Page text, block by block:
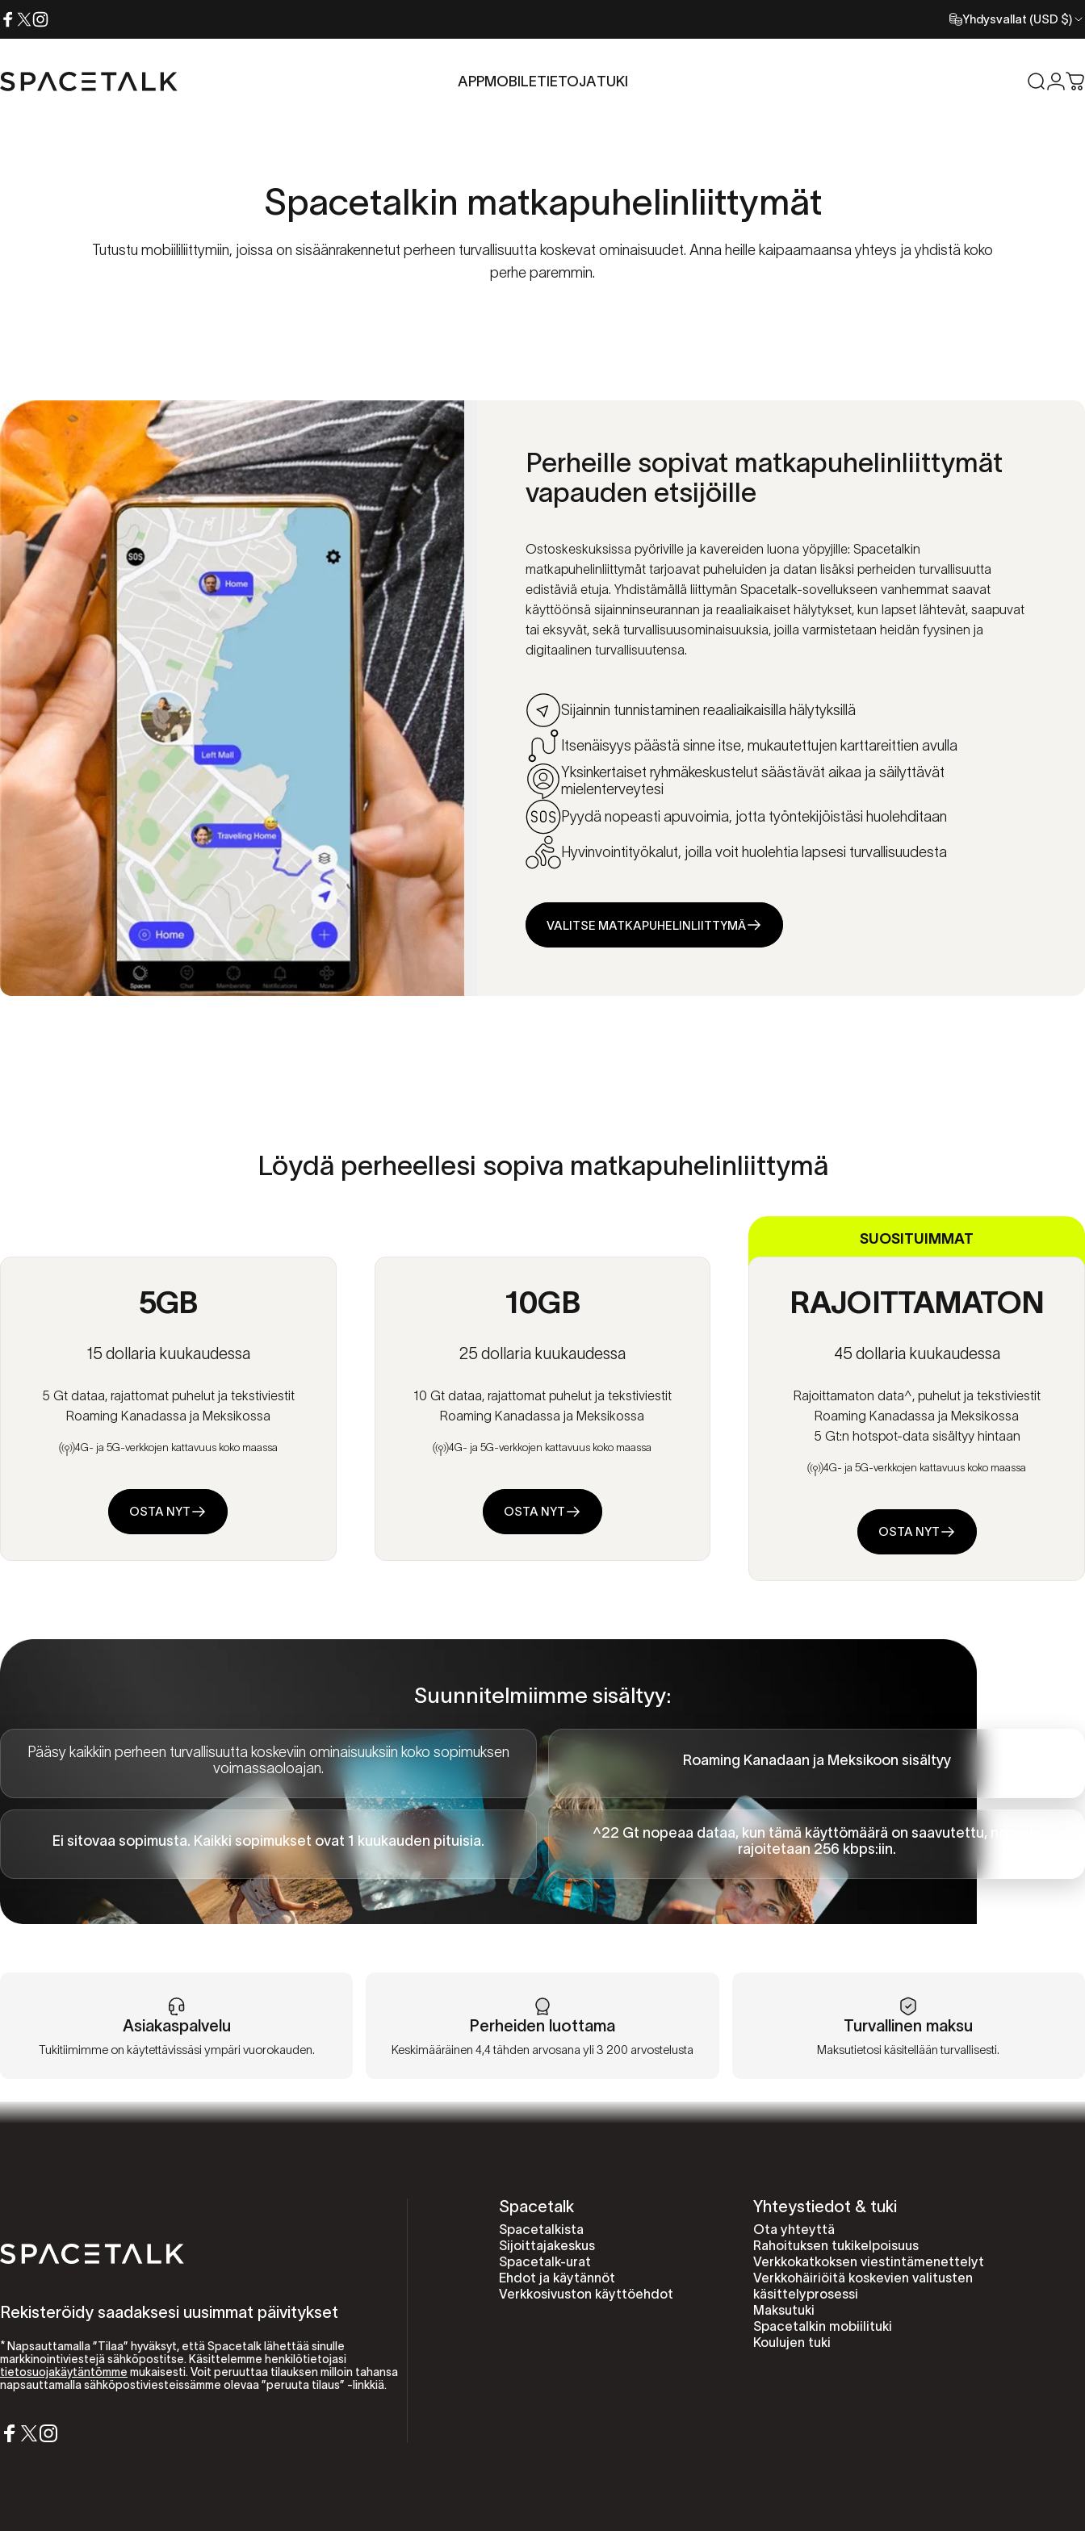
Siirry sisältöön
Yhdysvallat (USD $)
Spacetalk APPMOBILETIETOJATUKI Etsi
Spacetalkin matkapuhelinliittymät
Tutustu mobiililiittymiin, joissa on sisäänrakennetut perheen turvallisuutta koskevat ominaisuudet. Anna heille kaipaamaansa yhteys ja yhdistä koko
perhe paremmin.
Perheille sopivat matkapuhelinliittymät
vapauden etsijöille
Ostoskeskuksissa pyöriville ja kavereiden luona yöpyjille: Spacetalkin
matkapuhelinliittymät tarjoavat puheluiden ja datan lisäksi perheiden turvallisuutta
edistäviä etuja. Yhdistämällä liittymän Spacetalk-sovellukseen vanhemmat saavat
käyttöönsä sijainninseurannan ja reaaliaikaiset hälytykset, kun lapset lähtevät, saapuvat
tai eksyvät, sekä turvallisuusominaisuuksia, joilla varmistetaan heidän fyysinen ja
digitaalinen turvallisuutensa.
Sijainnin tunnistaminen reaaliaikaisilla hälytyksillä
Itsenäisyys päästä sinne itse, mukautettujen karttareittien avulla
Yksinkertaiset ryhmäkeskustelut säästävät aikaa ja säilyttävät
mielenterveytesi
Pyydä nopeasti apuvoimia, jotta työntekijöistäsi huolehditaan
Hyvinvointityökalut, joilla voit huolehtia lapsesi turvallisuudesta
VALITSE MATKAPUHELINLIITTYMÄ
Löydä perheellesi sopiva matkapuhelinliittymä
5GB
15 dollaria kuukaudessa
5 Gt dataa, rajattomat puhelut ja tekstiviestit
Roaming Kanadassa ja Meksikossa
4G- ja 5G-verkkojen kattavuus koko maassa
OSTA NYT
10GB
25 dollaria kuukaudessa
10 Gt dataa, rajattomat puhelut ja tekstiviestit
Roaming Kanadassa ja Meksikossa
4G- ja 5G-verkkojen kattavuus koko maassa
OSTA NYT
SUOSITUIMMAT
RAJOITTAMATON
45 dollaria kuukaudessa
Rajoittamaton data^, puhelut ja tekstiviestit
Roaming Kanadassa ja Meksikossa
5 Gt:n hotspot-data sisältyy hintaan
4G- ja 5G-verkkojen kattavuus koko maassa
OSTA NYT
Suunnitelmiimme sisältyy:
Pääsy kaikkiin perheen turvallisuutta koskeviin ominaisuuksiin koko sopimuksen
voimassaoloajan.
Roaming Kanadaan ja Meksikoon sisältyy
Ei sitovaa sopimusta. Kaikki sopimukset ovat 1 kuukauden pituisia.
^22 Gt nopeaa dataa, kun tämä käyttömäärä on saavutettu, nopeus
rajoitetaan 256 kbps:iin.
Asiakaspalvelu
Tukitiimimme on käytettävissäsi ympäri vuorokauden.
Perheiden luottama
Keskimääräinen 4,4 tähden arvosana yli 3 200 arvostelusta
Turvallinen maksu
Maksutietosi käsitellään turvallisesti.
Spacetalk
Spacetalkista
Sijoittajakeskus
Spacetalk-urat
Ehdot ja käytännöt
Verkkosivuston käyttöehdot
Yhteystiedot & tuki
Ota yhteyttä
Rahoituksen tukikelpoisuus
Verkkokatkoksen viestintämenettelyt
Verkkohäiriöitä koskevien valitusten
käsittelyprosessi
Maksutuki
Spacetalkin mobiilituki
Koulujen tuki
Spacetalk
Rekisteröidy saadaksesi uusimmat päivitykset
* Napsauttamalla ”Tilaa” hyväksyt, että Spacetalk lähettää sinulle
markkinointiviestejä sähköpostitse. Käsittelemme henkilötietojasi
tietosuojakäytäntömme mukaisesti. Voit peruuttaa tilauksen milloin tahansa
napsauttamalla sähköpostiviesteissämme olevaa ”peruuta tilaus” -linkkiä.